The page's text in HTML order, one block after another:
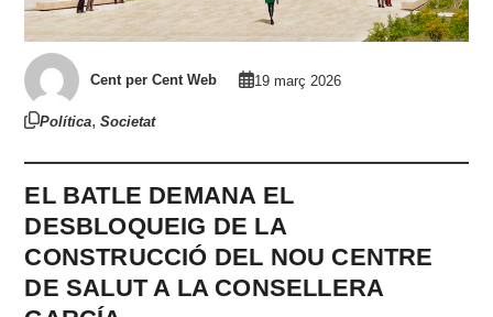
Cent per Cent Web 19 març 2026
Política,Societat
EL BATLE DEMANA EL
DESBLOQUEIG DE LA
CONSTRUCCIÓ DEL NOU CENTRE
DE SALUT A LA CONSELLERA